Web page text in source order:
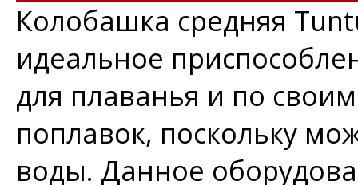
Колобашка средняя
идеальное
для плаванья и по
поплавок, поскольку
воды. Данное